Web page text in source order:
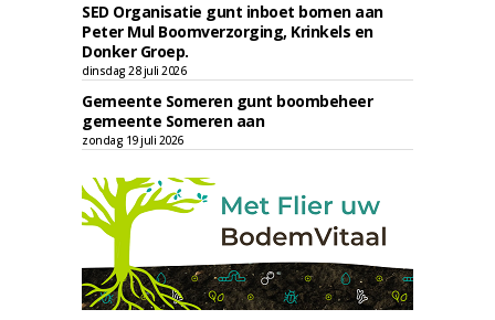
SED Organisatie gunt inboet bomen aan
Peter Mul Boomverzorging, Krinkels en
Donker Groep.
dinsdag 28 juli 2026
Gemeente Someren gunt boombeheer
gemeente Someren aan
zondag 19 juli 2026